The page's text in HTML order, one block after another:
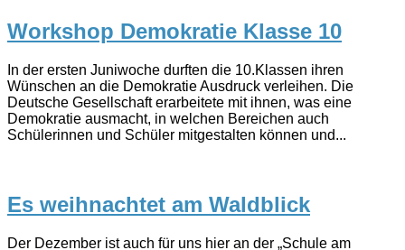
Workshop Demokratie Klasse 10
In der ersten Juniwoche durften die 10.Klassen ihren
Wünschen an die Demokratie Ausdruck verleihen. Die
Deutsche Gesellschaft erarbeitete mit ihnen, was eine
Demokratie ausmacht, in welchen Bereichen auch
Schülerinnen und Schüler mitgestalten können und...
Es weihnachtet am Waldblick
Der Dezember ist auch für uns hier an der „Schule am